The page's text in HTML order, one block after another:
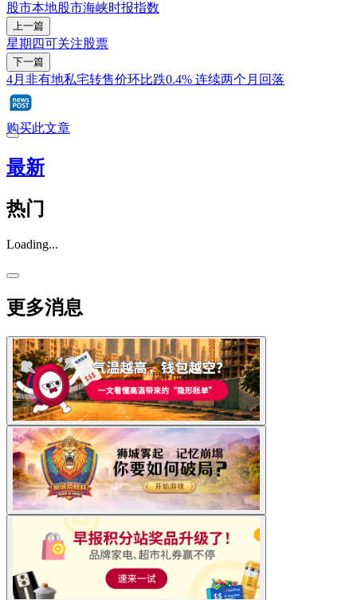
股市本地股市海峡时报指数
上一篇
星期四可关注股票
下一篇
4月非有地私宅转售价环比跌0.4% 连续两个月回落
购买此文章
最新
热门
Loading...
更多消息